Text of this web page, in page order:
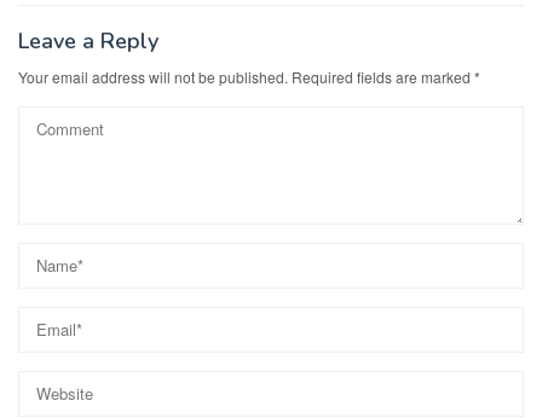
Leave a Reply
Your email address will not be published. Required fields are marked *